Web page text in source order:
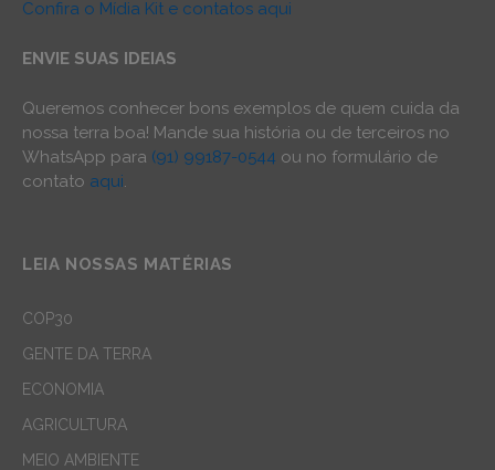
Confira o Mídia Kit e contatos aqui
ENVIE SUAS IDEIAS
Queremos conhecer bons exemplos de quem cuida da
nossa terra boa! Mande sua história ou de terceiros no
WhatsApp para (91) 99187-0544 ou no formulário de
contato aqui.
LEIA NOSSAS MATÉRIAS
COP30
GENTE DA TERRA
ECONOMIA
AGRICULTURA
MEIO AMBIENTE